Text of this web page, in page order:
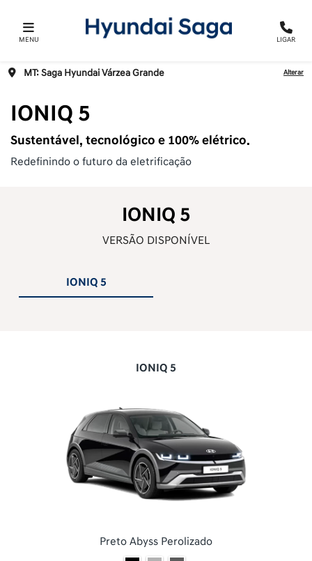
MENU LIGAR
MT: Saga Hyundai Várzea Grande Alterar
IONIQ 5
Sustentável, tecnológico e 100% elétrico.
Redefinindo o futuro da eletrificação
IONIQ 5
VERSÃO DISPONÍVEL
IONIQ 5
IONIQ 5
Preto Abyss Perolizado